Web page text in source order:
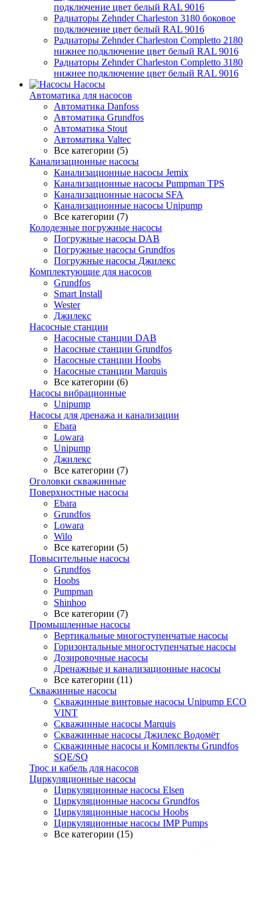
подключение цвет белый RAL 9016
Радиаторы Zehnder Charleston 3180 боковое
подключение цвет белый RAL 9016
Радиаторы Zehnder Charleston Completto 2180
нижнее подключение цвет белый RAL 9016
Радиаторы Zehnder Charleston Completto 3180
нижнее подключение цвет белый RAL 9016
Насосы
Автоматика для насосов
Автоматика Danfoss
Автоматика Grundfos
Автоматика Stout
Автоматика Valtec
Все категории (5)
Канализационные насосы
Канализационные насосы Jemix
Канализационные насосы Pumpman TPS
Канализационные насосы SFA
Канализационные насосы Unipump
Все категории (7)
Колодезные погружные насосы
Погружные насосы DAB
Погружные насосы Grundfos
Погружные насосы Джилекс
Комплектующие для насосов
Grundfos
Smart Install
Wester
Джилекс
Насосные станции
Насосные станции DAB
Насосные станции Grundfos
Насосные станции Hoobs
Насосные станции Marquis
Все категории (6)
Насосы вибрационные
Unipump
Насосы для дренажа и канализации
Ebara
Lowara
Unipump
Джилекс
Все категории (7)
Оголовки скважинные
Поверхностные насосы
Ebara
Grundfos
Lowara
Wilo
Все категории (5)
Повысительные насосы
Grundfos
Hoobs
Pumpman
Shinhoo
Все категории (7)
Промышленные насосы
Вертикальные многоступенчатые насосы
Горизонтальные многоступенчатые насосы
Дозировочные насосы
Дренажные и канализационные насосы
Все категории (11)
Скважинные насосы
Скважинные винтовые насосы Unipump ECO
VINT
Скважинные насосы Marquis
Скважинные насосы Джилекс Водомёт
Скважинные насосы и Комплекты Grundfos
SQE/SQ
Трос и кабель для насосов
Циркуляционные насосы
Циркуляционные насосы Elsen
Циркуляционные насосы Grundfos
Циркуляционные насосы Hoobs
Циркуляционные насосы IMP Pumps
Все категории (15)